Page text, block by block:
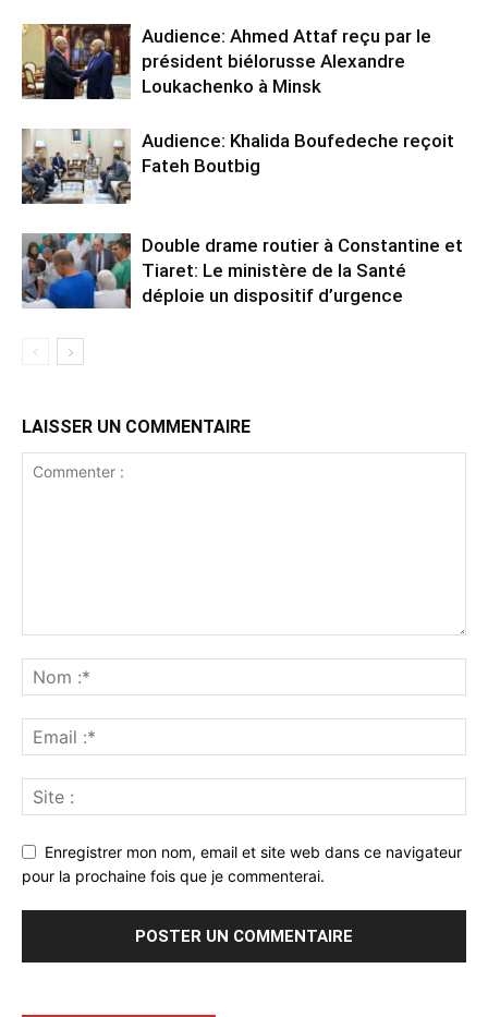
Audience: Ahmed Attaf reçu par le
président biélorusse Alexandre
Loukachenko à Minsk
Audience: Khalida Boufedeche reçoit
Fateh Boutbig
Double drame routier à Constantine et
Tiaret: Le ministère de la Santé
déploie un dispositif d’urgence
LAISSER UN COMMENTAIRE
Enregistrer mon nom, email et site web dans ce navigateur
pour la prochaine fois que je commenterai.